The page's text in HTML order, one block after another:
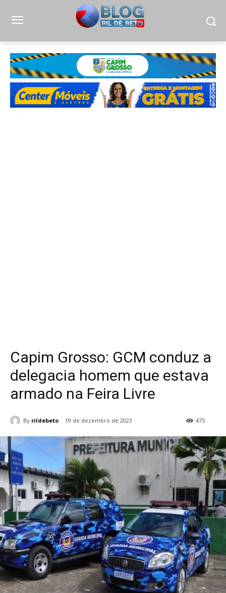
Capim Grosso: GCM conduz a
delegacia homem que estava
armado na Feira Livre
By rildebeto 19 de dezembro de 2023 475